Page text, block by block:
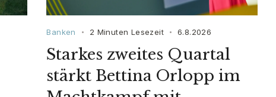
Banken • 2 Minuten Lesezeit • 6.8.2026
Starkes zweites Quartal
stärkt Bettina Orlopp im